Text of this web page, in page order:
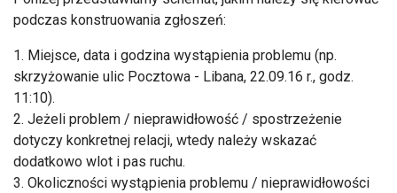
podczas konstruowania zgłoszeń:
1. Miejsce, data i godzina wystąpienia problemu (np.
skrzyżowanie ulic Pocztowa - Libana, 22.09.16 r., godz.
11:10).
2. Jeżeli problem / nieprawidłowość / spostrzeżenie
dotyczy konkretnej relacji, wtedy należy wskazać
dodatkowo wlot i pas ruchu.
3. Okoliczności wystąpienia problemu / nieprawidłowości